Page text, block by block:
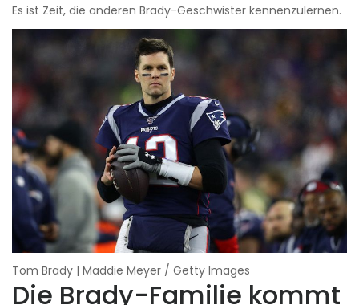
Es ist Zeit, die anderen Brady-Geschwister kennenzulernen.
Tom Brady | Maddie Meyer / Getty Images
Die Brady-Familie kommt